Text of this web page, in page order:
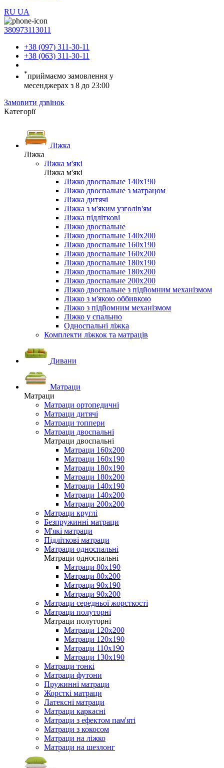
RU UA
380973113011
+38 (097) 311-30-11
+38 (063) 311-30-11
*приймаємо замовлення у
месенджерах з 8 до 23:00
Замовити дзвінок
Категорії
Ліжка
Ліжка
Ліжка м'які
Ліжка м'які
Ліжко двоспальне 140х190
Ліжко двоспальне з матрацом
Ліжка дитячі
Ліжка з м'яким узголів'ям
Ліжка підліткові
Ліжко двоспальне
Ліжко двоспальне 140х200
Ліжко двоспальне 160х190
Ліжко двоспальне 160х200
Ліжко двоспальне 180х190
Ліжко двоспальне 180х200
Ліжко двоспальне 200х200
Ліжко двоспальне з підйомним механізмом
Ліжко з м'якою оббивкою
Ліжко з підйомним механізмом
Ліжко у спальню
Односпальні ліжка
Комплекти ліжкок та матраців
Дивани
Матраци
Матраци
Матраци ортопедичні
Матраци дитячі
Матраци топпери
Матраци двоспальні
Матраци двоспальні
Матраци 160х200
Матраци 160х190
Матраци 180х190
Матраци 180х200
Матраци 140х190
Матраци 140х200
Матраци 200х200
Матраци круглі
Безпружинні матраци
М'які матраци
Підліткові матраци
Матраци односпальні
Матраци односпальні
Матраци 80х190
Матраци 80х200
Матраци 90х190
Матраци 90х200
Матраци середньої жорсткості
Матраци полуторні
Матраци полуторні
Матраци 120х200
Матраци 120х190
Матраци 110х190
Матраци 130х190
Матраци тонкі
Матраци футони
Пружинні матраци
Жорсткі матраци
Латексні матраци
Матраци каркасні
Матраци з ефектом пам'яті
Матраци з кокосом
Матраци на ліжко
Матраци на шезлонг